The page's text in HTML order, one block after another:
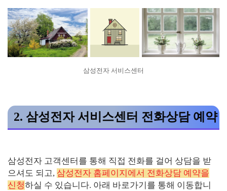
삼성전자 서비스센터
2. 삼성전자 서비스센터 전화상담 예약
삼성전자 고객센터를 통해 직접 전화를 걸어 상담을 받
으셔도 되고, 삼성전자 홈페이지에서 전화상담 예약을
신청하실 수 있습니다. 아래 바로가기를 통해 이동합니